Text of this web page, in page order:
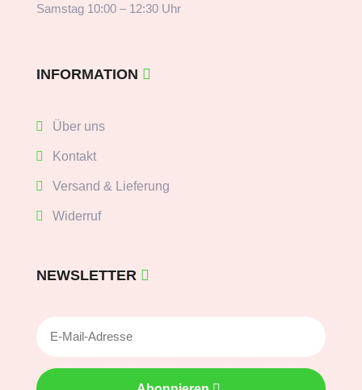
Samstag 10:00 – 12:30 Uhr
INFORMATION
Über uns
Kontakt
Versand & Lieferung
Widerruf
NEWSLETTER